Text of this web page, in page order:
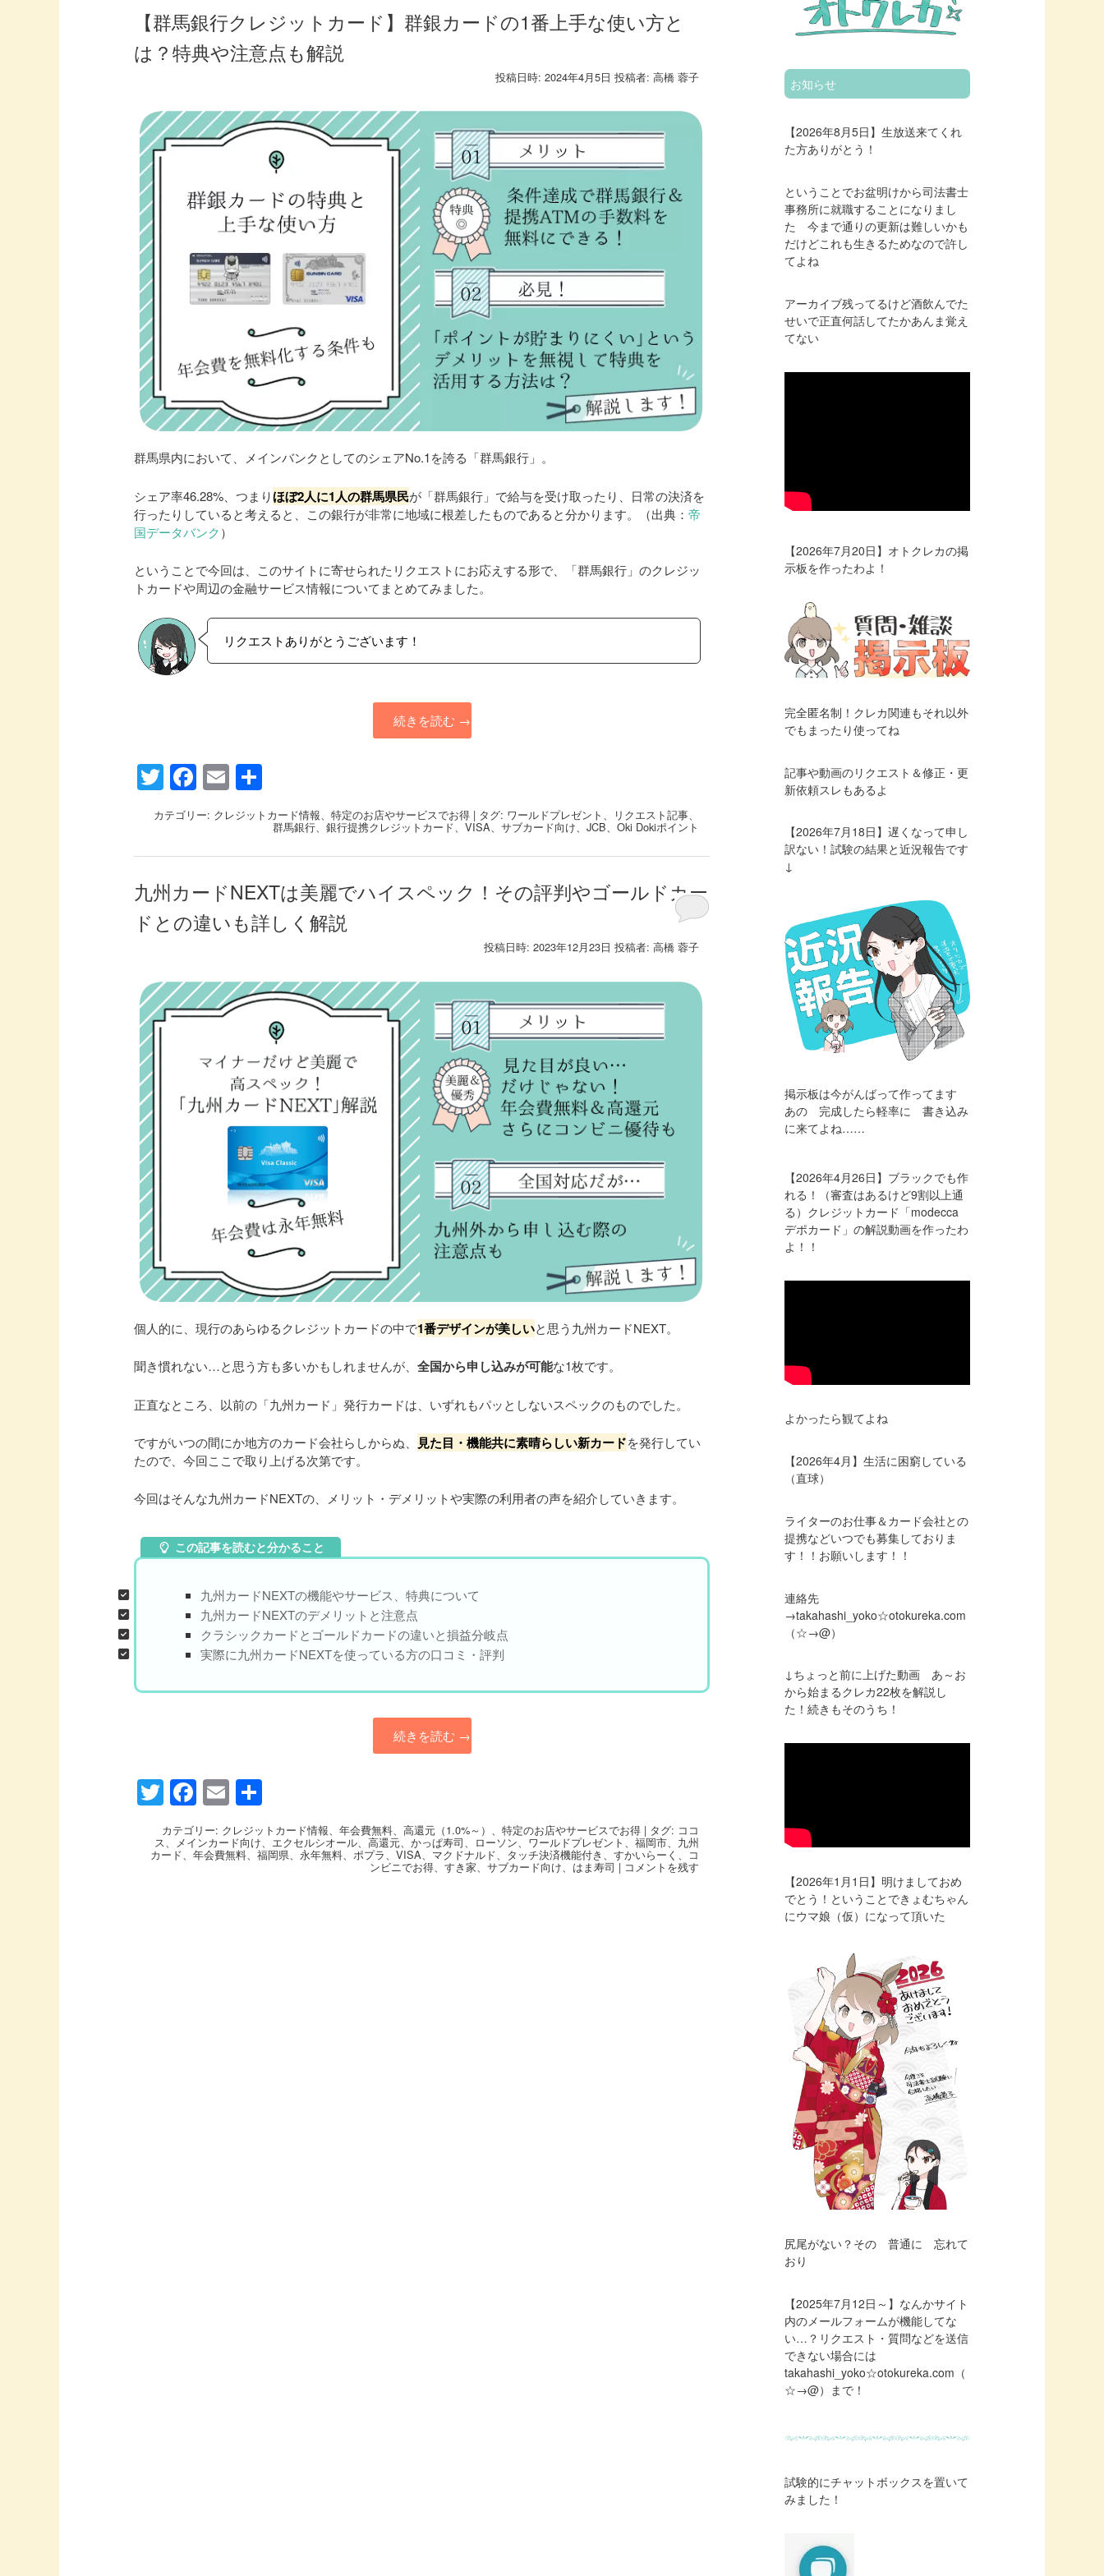
【群馬銀行クレジットカード】群銀カードの1番上手な使い方と
は？特典や注意点も解説
投稿日時:2024年4月5日 投稿者:高橋 蓉子
群馬県内において、メインバンクとしてのシェアNo.1を誇る「群馬銀行」。
シェア率46.28%、つまりほぼ2人に1人の群馬県民が「群馬銀行」で給与を受け取ったり、日常の決済を
行ったりしていると考えると、この銀行が非常に地域に根差したものであると分かります。（出典：帝
国データバンク）
ということで今回は、このサイトに寄せられたリクエストにお応えする形で、「群馬銀行」のクレジッ
トカードや周辺の金融サービス情報についてまとめてみました。
リクエストありがとうございます！
続きを読む →
Twitter
Facebook
Email
有
カテゴリー: クレジットカード情報 、特定のお店やサービスでお得 | タグ: ワールドプレゼント リクエスト記事
群馬銀行 、銀行提携クレジットカード 、VISA 、サブカード向け 、JCB 、Oki Dokiポイント
九州カードNEXTは美麗でハイスペック！その評判やゴールドカー
ドとの違いも詳しく解説
投稿日時:2023年12月23日 投稿者:高橋 蓉子
個人的に、現行のあらゆるクレジットカードの中で1番デザインが美しいと思う九州カードNEXT。
聞き慣れない…と思う方も多いかもしれませんが、全国から申し込みが可能な1枚です。
正直なところ、以前の「九州カード」発行カードは、いずれもパッとしないスペックのものでした。
ですがいつの間にか地方のカード会社らしからぬ、 見た目・機能共に素晴らしい新カードを発行してい
たので、今回ここで取り上げる次第です。
今回はそんな九州カードNEXTの、メリット・デメリットや実際の利用者の声を紹介していきます。
この記事を読むと分かること
九州カードNEXTの機能やサービス、特典について
九州カードNEXTのデメリットと注意点
クラシックカードとゴールドカードの違いと損益分岐点
実際に九州カードNEXTを使っている方の口コミ・評判
続きを読む →
TwitterFacebook
Email
有
カテゴリー: クレジットカード情報、年会費無料、高還元（1.0%～） 、特定のお店やサービスでお得 | タグ: ココ
ス、 メインカード向け、 エクセルシオール、高還元、かっぱ寿司、 ローソン、 ワールドプレゼント 、福岡市、 九州
カード、年会費無料、福岡県、永年無料、ポプラ、VISA、 マクドナルド、 タッチ決済機能付き 、すかいらーく 、 コ
ンビニでお得、すき家、サブカード向け、 はま寿司 | コメントを残す
お知らせ
【2026年8月5日】生放送来てくれ
た方ありがとう！
ということでお盆明けから司法書士
事務所に就職することになりまし
た 今まで通りの更新は難しいかも
だけどこれも生きるためなので許し
てよね
アーカイブ残ってるけど酒飲んでた
せいで正直何話してたかあんま覚え
てない
【2026年7月20日】オトクレカの掲
示板を作ったわよ！
完全匿名制！クレカ関連もそれ以外
でもまったり使ってね
記事や動画のリクエスト＆修正・更
新依頼スレもあるよ
【2026年7月18日】遅くなって申し
訳ない！試験の結果と近況報告です
↓
掲示板は今がんばって作ってます
あの 完成したら軽率に 書き込み
に来てよね……
【2026年4月26日】ブラックでも作
れる！（審査はあるけど9割以上通
る）クレジットカード「modecca
デポカード」の解説動画を作ったわ
よ！！
よかったら観てよね
【2026年4月】生活に困窮している
（直球）
ライターのお仕事＆カード会社との
提携などいつでも募集しておりま
す！！お願いします！！
連絡先
→takahashi_yoko☆otokureka.com
（☆→@）
↓ちょっと前に上げた動画 あ～お
から始まるクレカ22枚を解説し
た！続きもそのうち！
【2026年1月1日】明けましておめ
でとう！ということできょむちゃん
にウマ娘（仮）になって頂いた
尻尾がない？その 普通に 忘れて
おり
【2025年7月12日～】なんかサイト
内のメールフォームが機能してな
い…？リクエスト・質問などを送信
できない場合には
takahashi_yoko☆otokureka.com（
☆→@）まで！
試験的にチャットボックスを置いて
みました！